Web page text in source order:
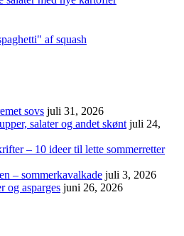
af squash
sovs juli 31, 2026
salater og andet skønt juli 24,
– 10 ideer til lette sommerretter
– sommerkavalkade juli 3, 2026
og asparges juni 26, 2026